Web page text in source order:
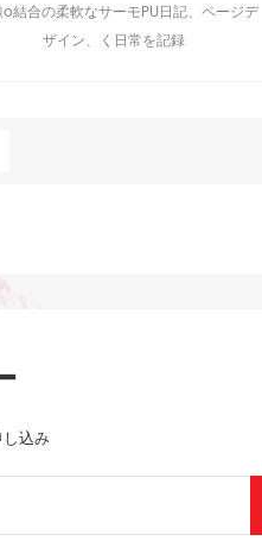
結合の柔軟なサーモPU日記、ページデ
ザイン、く日常を記録
し込み